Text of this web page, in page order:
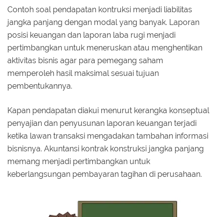
Contoh soal pendapatan kontruksi menjadi liabilitas
jangka panjang dengan modal yang banyak. Laporan
posisi keuangan dan laporan laba rugi menjadi
pertimbangkan untuk meneruskan atau menghentikan
aktivitas bisnis agar para pemegang saham
memperoleh hasil maksimal sesuai tujuan
pembentukannya.
Kapan pendapatan diakui menurut kerangka konseptual
penyajian dan penyusunan laporan keuangan terjadi
ketika lawan transaksi mengadakan tambahan informasi
bisnisnya. Akuntansi kontrak konstruksi jangka panjang
memang menjadi pertimbangkan untuk
keberlangsungan pembayaran tagihan di perusahaan.